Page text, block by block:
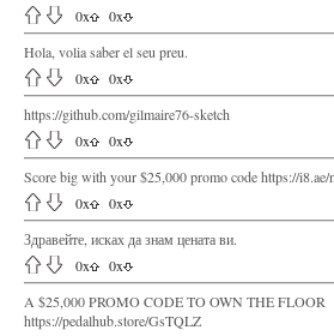
0x 0x
Hola, volia saber el seu preu.
0x 0x
https://github.com/gilmaire76-sketch
0x 0x
Score big with your $25,000 promo code https://i8.ae/
0x 0x
Здравейте, исках да знам цената ви.
0x 0x
A $25,000 PROMO CODE TO OWN THE FLOOR
https://pedalhub.store/GsTQLZ